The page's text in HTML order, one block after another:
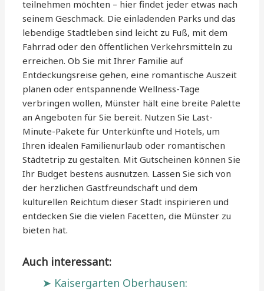
teilnehmen möchten – hier findet jeder etwas nach
seinem Geschmack. Die einladenden Parks und das
lebendige Stadtleben sind leicht zu Fuß, mit dem
Fahrrad oder den öffentlichen Verkehrsmitteln zu
erreichen. Ob Sie mit Ihrer Familie auf
Entdeckungsreise gehen, eine romantische Auszeit
planen oder entspannende Wellness-Tage
verbringen wollen, Münster hält eine breite Palette
an Angeboten für Sie bereit. Nutzen Sie Last-
Minute-Pakete für Unterkünfte und Hotels, um
Ihren idealen Familienurlaub oder romantischen
Städtetrip zu gestalten. Mit Gutscheinen können Sie
Ihr Budget bestens ausnutzen. Lassen Sie sich von
der herzlichen Gastfreundschaft und dem
kulturellen Reichtum dieser Stadt inspirieren und
entdecken Sie die vielen Facetten, die Münster zu
bieten hat.
Auch interessant:
Kaisergarten Oberhausen: